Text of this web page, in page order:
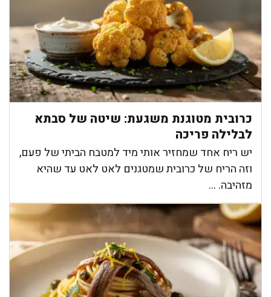
כרובית מטוגנת משגעת: שיטה של סבתא
לבלילה פריכה
יש ריח אחד שמחזיר אותי מיד למטבח הביתי של פעם,
וזה הריח של כרובית שמטגנים לאט לאט עד שהיא
מזהיבה. ...